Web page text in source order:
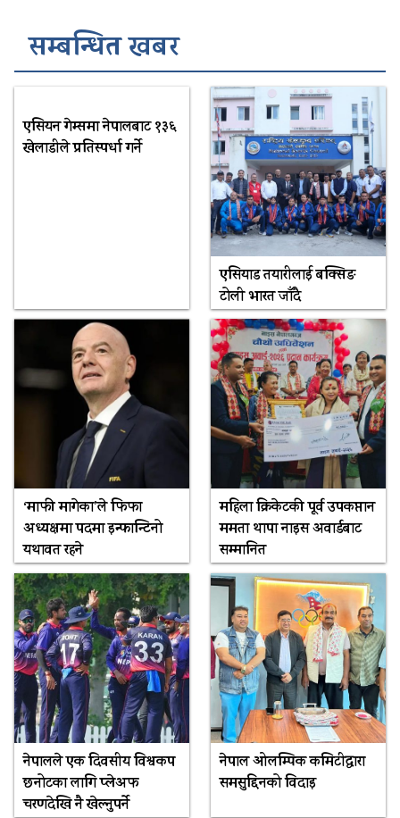
सम्बन्धित खबर
एसियन गेम्समा नेपालबाट १३६
खेलाडीले प्रतिस्पर्धा गर्ने
एसियाड तयारीलाई बक्सिङ
टोली भारत जाँदै
‘माफी मागेका’ले फिफा
अध्यक्षमा पदमा इन्फान्टिनो
यथावत रहने
महिला क्रिकेटकी पूर्व उपकप्तान
ममता थापा नाइस अवार्डबाट
सम्मानित
नेपालले एक दिवसीय विश्वकप
छनोटका लागि प्लेअफ
चरणदेखि नै खेल्नुपर्ने
नेपाल ओलम्पिक कमिटीद्वारा
समसुद्दिनको विदाइ